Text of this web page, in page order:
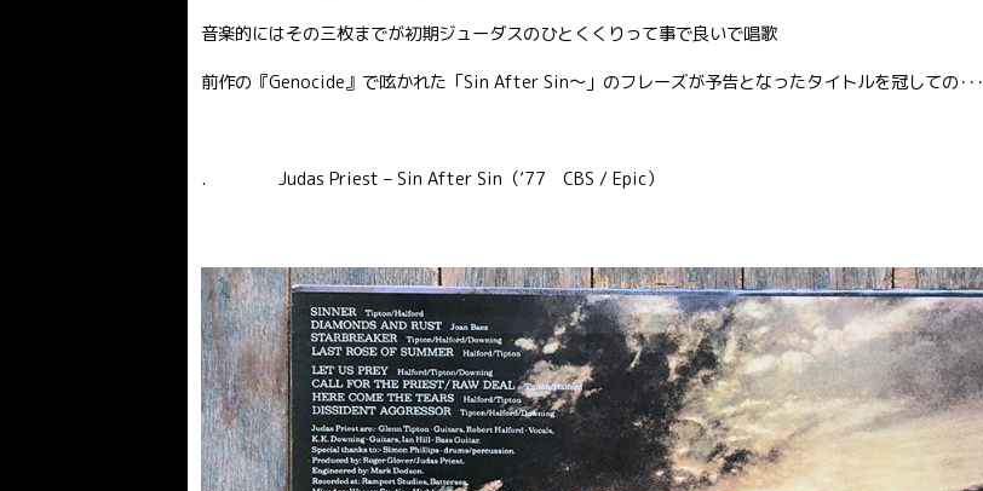
音楽的にはその三枚までが初期ジューダスのひとくくりって事で良いで唱歌
前作の『Genocide』で呟かれた「Sin After Sin〜」のフレーズが予告となったタイトルを冠しての･･･
. Judas Priest – Sin After Sin（’77 CBS / Epic）